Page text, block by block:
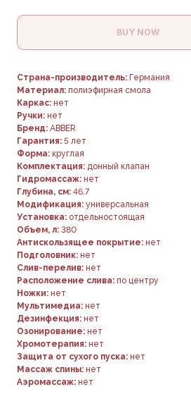
BUY NOW
Страна-производитель: Германия
Материал: полиэфирная смола
Каркас: нет
Ручки: нет
Бренд: ABBER
Гарантия: 5 лет
Форма: круглая
Комплектация: донный клапан
Гидромассаж: нет
Глубина, см: 46.7
Модификация: универсальная
Установка: отдельностоящая
Объем, л: 380
Антискользящее покрытие: нет
Подголовник: нет
Слив-перелив: нет
Расположение слива: по центру
Ножки: нет
Мультимедиа: нет
Дезинфекция: нет
Озонирование: нет
Хромотерапия: нет
Защита от сухого пуска: нет
Массаж спины: нет
Аэромассаж: нет
ДОКУМЕНТАЦИЯ